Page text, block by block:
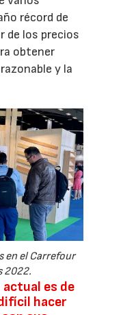
récord de
de los precios
obtener
y la
en el Carrefour
2022.
es de
hacer